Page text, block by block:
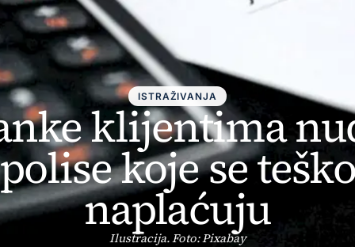
ISTRAŽIVANJA
klijentima
polise koje se teško
naplaćuju
Ilustracija. Foto: Pixabay